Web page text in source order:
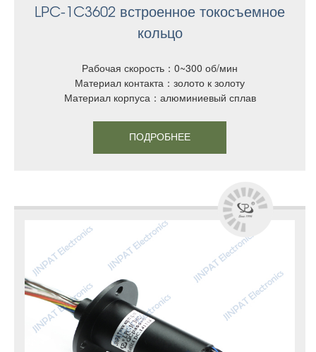
LPC-1C3602 встроенное токосъемное
кольцо
Рабочая скорость：0~300 об/мин
Материал контакта：золото к золоту
Материал корпуса：алюминиевый сплав
ПОДРОБНЕЕ